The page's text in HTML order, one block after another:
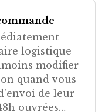
logistique
modifier
quand vous
de leur
ouvrées